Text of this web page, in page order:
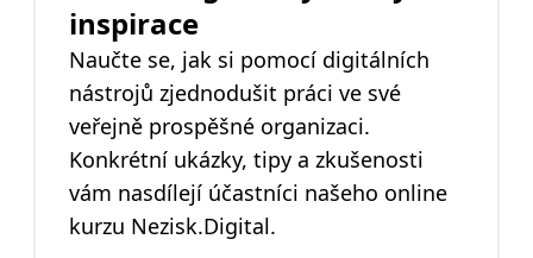
inspirace
Naučte se, jak si pomocí digitálních
nástrojů zjednodušit práci ve své
veřejně prospěšné organizaci.
Konkrétní ukázky, tipy a zkušenosti
vám nasdílejí účastníci našeho online
kurzu Nezisk.Digital.